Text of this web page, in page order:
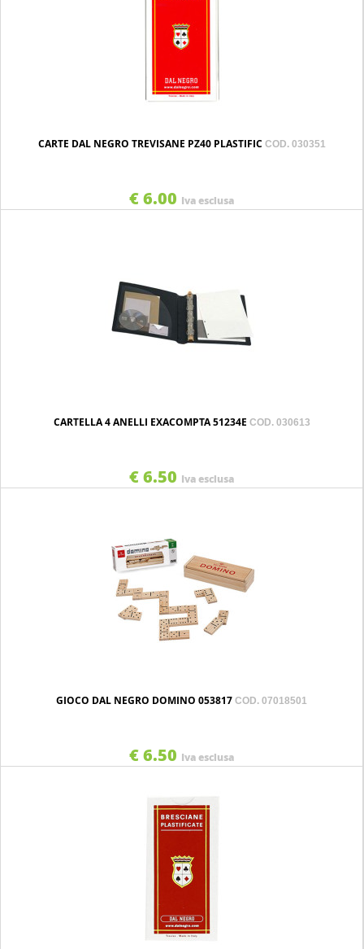
CARTE DAL NEGRO TREVISANE PZ40 PLASTIFIC COD. 030351
€ 6.00 Iva esclusa
CARTELLA 4 ANELLI EXACOMPTA 51234E COD. 030613
€ 6.50 Iva esclusa
GIOCO DAL NEGRO DOMINO 053817 COD. 07018501
€ 6.50 Iva esclusa